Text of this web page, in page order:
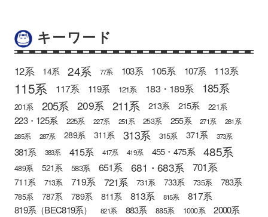
キーワード
12系 14系 24系 77系 103系 105系 107系 113系
115系 117系 119系 121系 183・189系 185系
201系 205系 209系 211系 213系 215系 221系
223・125系 225系 227系 251系 253系 255系 271系
281系
285系
287系 289系 311系 313系 315系 371系 373系
381系 383系 415系 417系 419系 455・475系 485系
489系 521系 583系 651系 681・683系 701系
711系 713系 719系 721系 731系 733系 735系 783系
785系 787系 789系 811系 813系 815系 817系
819系（BEC819系） 821系 883系 885系 1000系 2000系